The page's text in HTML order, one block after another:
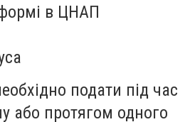
в ЦНАП
подати під час
або протягом одного